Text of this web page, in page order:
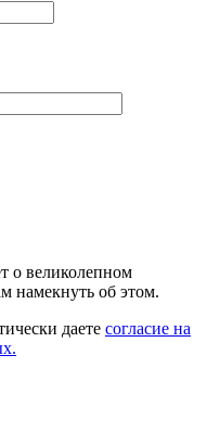
о великолепном
намекнуть об этом.
даете согласие на